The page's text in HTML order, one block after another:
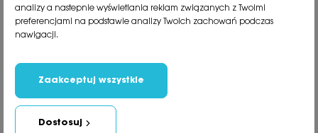
Polecane kategorie
Informacje
Social Media
analizy a nastepnie wyświetlania reklam związanych z Twoimi
preferencjami na podstawie analizy Twoich zachowań podczas
nawigacji.
Dostosuj
Zaakceptuj wszystkie